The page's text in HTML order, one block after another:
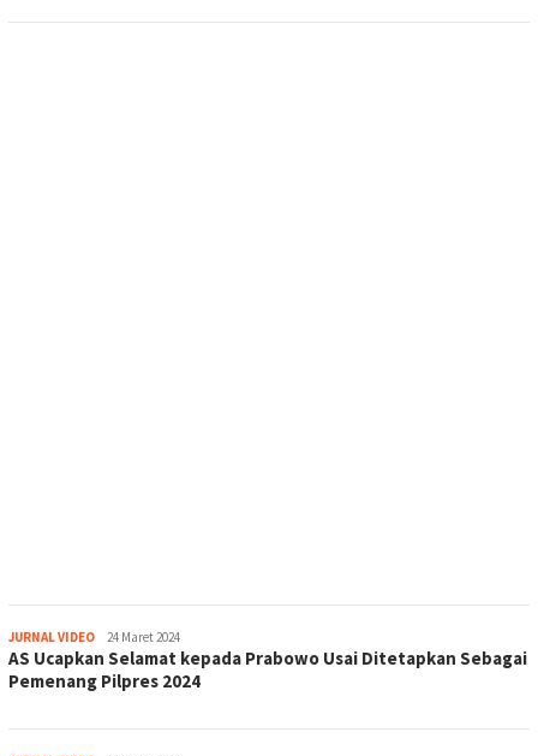
JURNAL VIDEOjurnal
24 Maret 2024
AS Ucapkan Selamat kepada Prabowo Usai Ditetapkan Sebagai
Pemenang Pilpres 2024